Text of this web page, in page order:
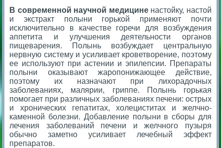
В современной научной медициненастойку, настой
и экстракт полыни горькой применяют почти
исключительно в качестве горечи для возбуждения
аппетита и улучшения деятельности органов
пищеварения. Полынь возбуждает центральную
нервную систему и усиливает кроветворение, поэтому
ее используют при астении и эпилепсии. Препараты
полыни оказывают жаропонижающее действие,
поэтому их назначают при лихорадочных
заболеваниях, малярии, гриппе. Полынь горькая
помогает при различных заболеваниях печени: острых
и хронических гепатитах, холециститах и желчно-
каменной болезни. Добавление полыни в сборы для
лечения заболеваний печени и желчного пузыря
обычно заметно усиливает лечебный эффект
препаратов.